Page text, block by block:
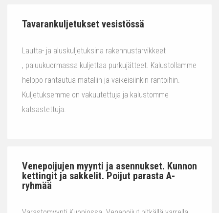
Tavarankuljetukset vesistössä
Lautta- ja aluskuljetuksina rakennustarvikkeet
, paluukuormassa kuljettaa purkujätteet. Kalustollamme
helppo rantautua mataliin ja vaikeisiinkin rantoihin.
Kuljetuksemme on vakuutettuja ja kalustomme
katsastettuja.
Venepoijujen myynti ja asennukset. Kunnon
kettingit ja sakkelit. Poijut parasta A-
ryhmää